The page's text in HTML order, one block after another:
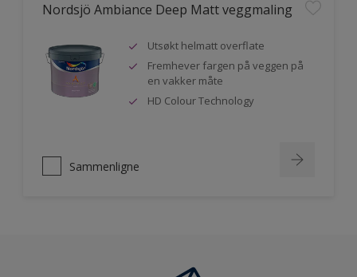
Nordsjö Ambiance Deep Matt veggmaling
Utsøkt helmatt overflate
Fremhever fargen på veggen på
en vakker måte
HD Colour Technology
Sammenligne